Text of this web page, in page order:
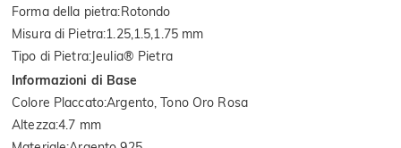
Forma della pietra:Rotondo
Misura di Pietra:1.25,1.5,1.75 mm
Tipo di Pietra:Jeulia® Pietra
Informazioni di Base
Colore Placcato:Argento, Tono Oro Rosa
Altezza:4.7 mm